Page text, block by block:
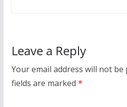
Leave a Reply
Your email address will not be
fields are marked *